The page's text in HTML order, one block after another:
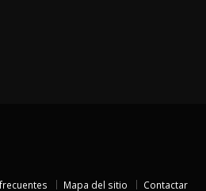
Mapa del sitio Contactar